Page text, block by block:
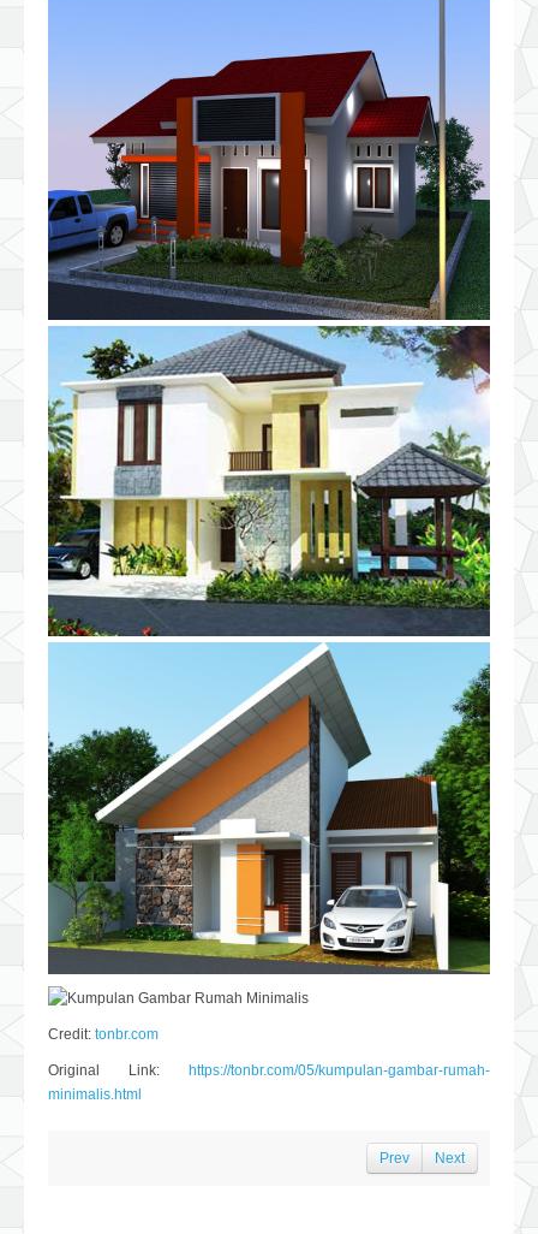
Credit: tonbr.com
Original Link: https://tonbr.com/05/kumpulan-gambar-rumah-
minimalis.html
Prev Next